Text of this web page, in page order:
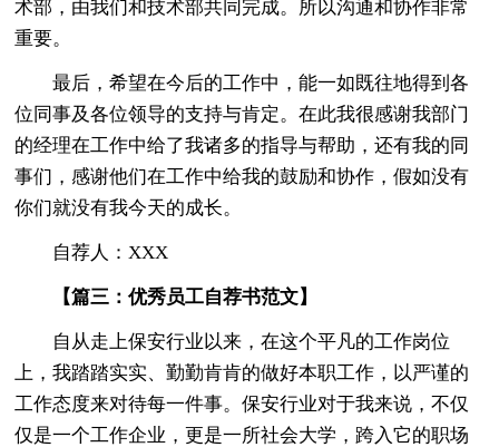
术部，由我们和技术部共同完成。所以沟通和协作非常
重要。
最后，希望在今后的工作中，能一如既往地得到各
位同事及各位领导的支持与肯定。在此我很感谢我部门
的经理在工作中给了我诸多的指导与帮助，还有我的同
事们，感谢他们在工作中给我的鼓励和协作，假如没有
你们就没有我今天的成长。
自荐人：XXX
【篇三：优秀员工自荐书范文】
自从走上保安行业以来，在这个平凡的工作岗位
上，我踏踏实实、勤勤肯肯的做好本职工作，以严谨的
工作态度来对待每一件事。保安行业对于我来说，不仅
仅是一个工作企业，更是一所社会大学，跨入它的职场